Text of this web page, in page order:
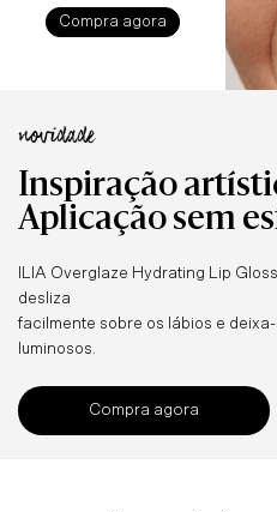
novidade
Inspiração
Aplicação sem
ILIA Overglaze Hydrating Lip
desliza
facilmente sobre os lábios e
luminosos.
Compra agora
Compra agora
Compra agora
Normal